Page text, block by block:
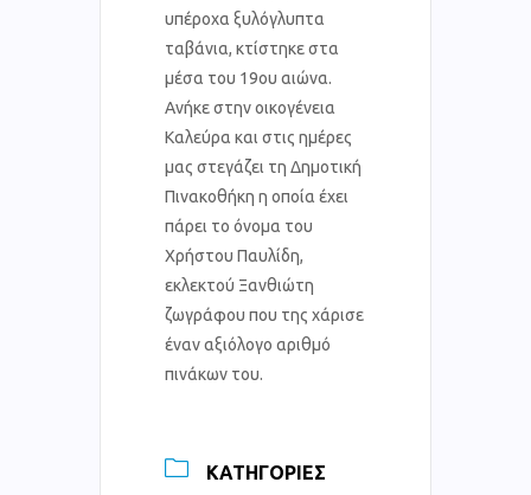
υπέροχα ξυλόγλυπτα
ταβάνια, κτίστηκε στα
μέσα του 19ου αιώνα.
Ανήκε στην οικογένεια
Καλεύρα και στις ημέρες
μας στεγάζει τη Δημοτική
Πινακοθήκη η οποία έχει
πάρει το όνομα του
Χρήστου Παυλίδη,
εκλεκτού Ξανθιώτη
ζωγράφου που της χάρισε
έναν αξιόλογο αριθμό
πινάκων του.
ΚΑΤΗΓΟΡΊΕΣ